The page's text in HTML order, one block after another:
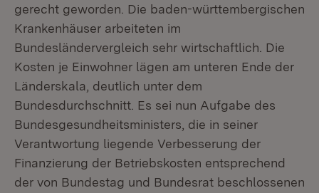
gerecht geworden. Die baden-württembergischen
Krankenhäuser arbeiteten im
Bundesländervergleich sehr wirtschaftlich. Die
Kosten je Einwohner lägen am unteren Ende der
Länderskala, deutlich unter dem
Bundesdurchschnitt. Es sei nun Aufgabe des
Bundesgesundheitsministers, die in seiner
Verantwortung liegende Verbesserung der
Finanzierung der Betriebskosten entsprechend
der von Bundestag und Bundesrat beschlossenen